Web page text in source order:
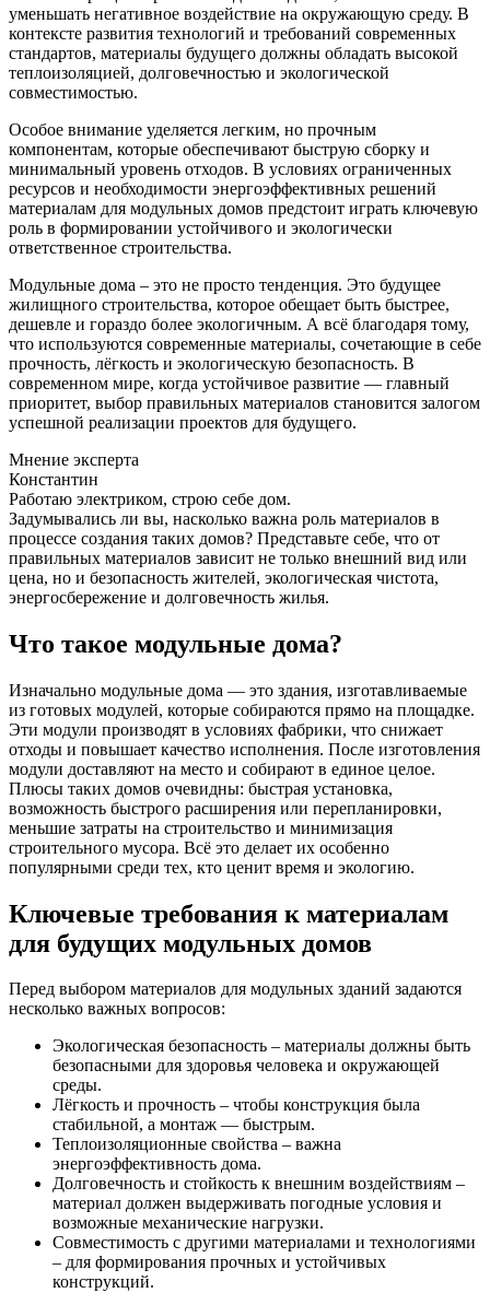
уменьшать негативное воздействие на окружающую среду. В
контексте развития технологий и требований современных
стандартов, материалы будущего должны обладать высокой
теплоизоляцией, долговечностью и экологической
совместимостью.
Особое внимание уделяется легким, но прочным
компонентам, которые обеспечивают быструю сборку и
минимальный уровень отходов. В условиях ограниченных
ресурсов и необходимости энергоэффективных решений
материалам для модульных домов предстоит играть ключевую
роль в формировании устойчивого и экологически
ответственное строительства.
Модульные дома – это не просто тенденция. Это будущее
жилищного строительства, которое обещает быть быстрее,
дешевле и гораздо более экологичным. А всё благодаря тому,
что используются современные материалы, сочетающие в себе
прочность, лёгкость и экологическую безопасность. В
современном мире, когда устойчивое развитие — главный
приоритет, выбор правильных материалов становится залогом
успешной реализации проектов для будущего.
Мнение эксперта
Константин
Работаю электриком, строю себе дом.
Задумывались ли вы, насколько важна роль материалов в
процессе создания таких домов? Представьте себе, что от
правильных материалов зависит не только внешний вид или
цена, но и безопасность жителей, экологическая чистота,
энергосбережение и долговечность жилья.
Что такое модульные дома?
Изначально модульные дома — это здания, изготавливаемые
из готовых модулей, которые собираются прямо на площадке.
Эти модули производят в условиях фабрики, что снижает
отходы и повышает качество исполнения. После изготовления
модули доставляют на место и собирают в единое целое.
Плюсы таких домов очевидны: быстрая установка,
возможность быстрого расширения или перепланировки,
меньшие затраты на строительство и минимизация
строительного мусора. Всё это делает их особенно
популярными среди тех, кто ценит время и экологию.
Ключевые требования к материалам
для будущих модульных домов
Перед выбором материалов для модульных зданий задаются
несколько важных вопросов:
Экологическая безопасность – материалы должны быть
безопасными для здоровья человека и окружающей
среды.
Лёгкость и прочность – чтобы конструкция была
стабильной, а монтаж — быстрым.
Теплоизоляционные свойства – важна
энергоэффективность дома.
Долговечность и стойкость к внешним воздействиям –
материал должен выдерживать погодные условия и
возможные механические нагрузки.
Совместимость с другими материалами и технологиями
– для формирования прочных и устойчивых
конструкций.